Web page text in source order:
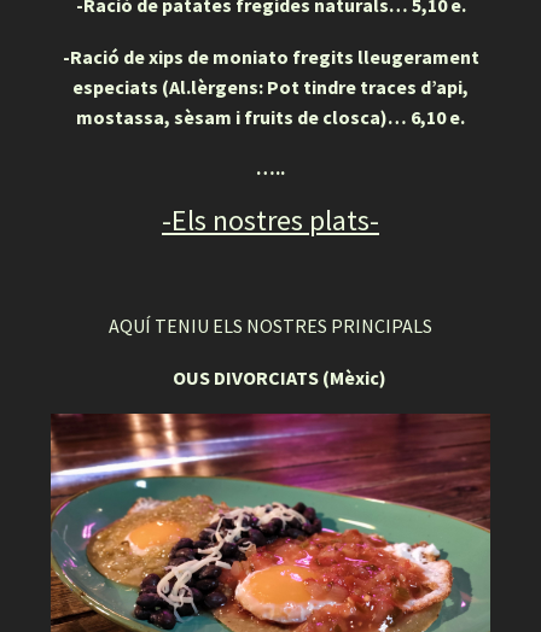
-Ració de xips de moniato fregits lleugerament
especiats (Al.lèrgens: Pot tindre traces d’api,
mostassa, sèsam i fruits de closca)… 6,10 e.
…..
-Els nostres plats-
AQUÍ TENIU ELS NOSTRES PRINCIPALS
OUS DIVORCIATS (Mèxic)